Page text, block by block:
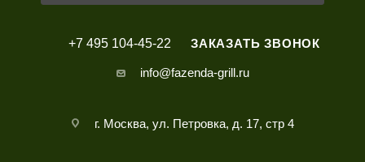
+7 495 104-45-22 ЗАКАЗАТЬ ЗВОНОК
info@fazenda-grill.ru
г. Москва, ул. Петровка, д. 17, стр 4